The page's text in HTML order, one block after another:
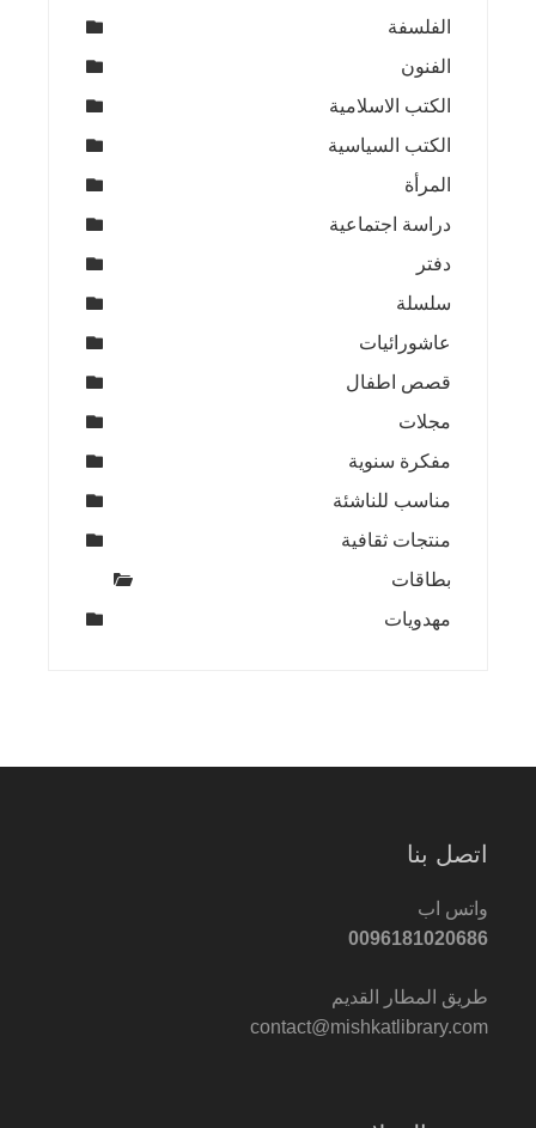
الفلسفة
الفنون
الكتب الاسلامية
الكتب السياسية
المرأة
دراسة اجتماعية
دفتر
سلسلة
عاشورائيات
قصص اطفال
مجلات
مفكرة سنوية
مناسب للناشئة
منتجات ثقافية
بطاقات
مهدويات
اتصل بنا
واتس اب
0096181020686
طريق المطار القديم
contact@mishkatlibrary.com